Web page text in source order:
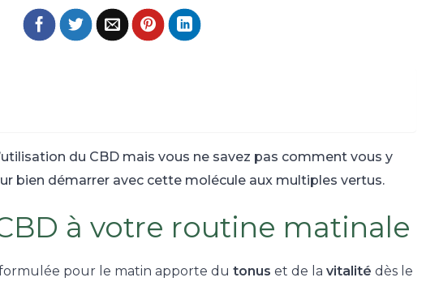
du CBD mais vous ne savez pas comment vous y
bien démarrer avec cette molécule aux multiples vertus.
à votre routine matinale
formulée pour le matin apporte du tonus et de la vitalité dès le